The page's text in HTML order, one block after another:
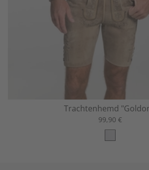
Trachtenhemd
99,90 €